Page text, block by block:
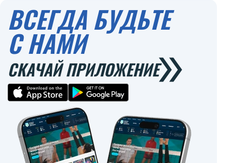
ВСЕГДА БУДЬТЕ
С НАМИ
СКАЧАЙ ПРИЛОЖЕНИЕ